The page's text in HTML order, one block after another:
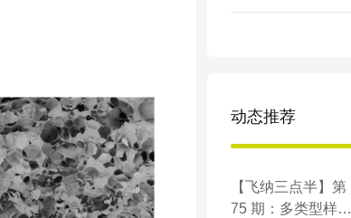
动态推荐
【飞纳三点半】第
75 期：多类型样品